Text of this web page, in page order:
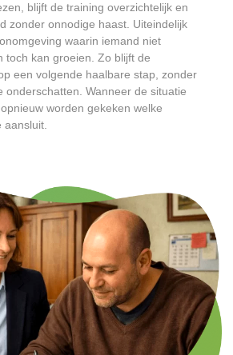
blijft de training overzichtelijk en
zonder onnodige haast. Uiteindelijk
waarin iemand niet
toch kan groeien. Zo blijft de
een volgende haalbare stap, zonder
onderschatten. Wanneer de situatie
worden gekeken welke
aansluit.